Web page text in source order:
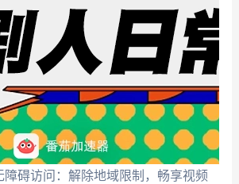
障碍访问：解除地域限制，畅享视频